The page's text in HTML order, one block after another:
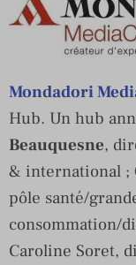
Mondadori
Hub. Un hub
Beauquesne,
& international ;
pôle santé/
consommation/
Caroline Soret,